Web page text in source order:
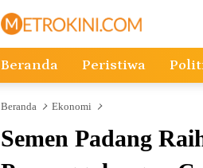
Beranda Peristiwa
Beranda Ekonomi
Semen Padang